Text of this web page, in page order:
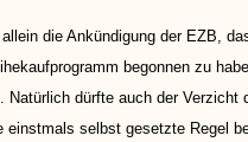
die Ankündigung der EZB,
begonnen zu
Natürlich dürfte auch der Verzicht
einstmals selbst gesetzte Regel